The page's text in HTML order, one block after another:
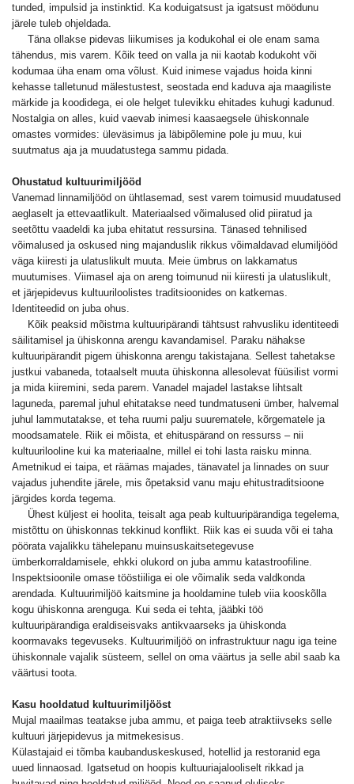
tunded, impulsid ja instinktid. Ka koduigatsust ja igatsust möödunu
järele tuleb ohjeldada.
Täna ollakse pidevas liikumises ja kodukohal ei ole enam sama
tähendus, mis varem. Kõik teed on valla ja nii kaotab kodukoht või
kodumaa üha enam oma võlust. Kuid inimese vajadus hoida kinni
kehasse talletunud mälestustest, seostada end kaduva aja maagiliste
märkide ja koodidega, ei ole helget tulevikku ehitades kuhugi kadunud.
Nostalgia on alles, kuid vaevab inimesi kaasaegsele ühiskonnale
omastes vormides: üleväsimus ja läbipõlemine pole ju muu, kui
suutmatus aja ja muudatustega sammu pidada.
Ohustatud kultuurimiljööd
Vanemad linnamiljööd on ühtlasemad, sest varem toimusid muudatused
aeglaselt ja ettevaatlikult. Materiaalsed võimalused olid piiratud ja
seetõttu vaadeldi ka juba ehitatut ressursina. Tänased tehnilised
võimalused ja oskused ning majanduslik rikkus võimaldavad elumiljööd
väga kiiresti ja ulatuslikult muuta. Meie ümbrus on lakkamatus
muutumises. Viimasel aja on areng toimunud nii kiiresti ja ulatuslikult,
et järjepidevus kultuuriloolistes traditsioonides on katkemas.
Identiteedid on juba ohus.
Kõik peaksid mõistma kultuuripärandi tähtsust rahvusliku identiteedi
säilitamisel ja ühiskonna arengu kavandamisel. Paraku nähakse
kultuuripärandit pigem ühiskonna arengu takistajana. Sellest tahetakse
justkui vabaneda, totaalselt muuta ühiskonna allesolevat füüsilist vormi
ja mida kiiremini, seda parem. Vanadel majadel lastakse lihtsalt
laguneda, paremal juhul ehitatakse need tundmatuseni ümber, halvemal
juhul lammutatakse, et teha ruumi palju suurematele, kõrgematele ja
moodsamatele. Riik ei mõista, et ehituspärand on ressurss – nii
kultuurilooline kui ka materiaalne, millel ei tohi lasta raisku minna.
Ametnikud ei taipa, et räämas majades, tänavatel ja linnades on suur
vajadus juhendite järele, mis õpetaksid vanu maju ehitustraditsioone
järgides korda tegema.
Ühest küljest ei hoolita, teisalt aga peab kultuuripärandiga tegelema,
mistõttu on ühiskonnas tekkinud konflikt. Riik kas ei suuda või ei taha
pöörata vajalikku tähelepanu muinsuskaitsetegevuse
ümberkorraldamisele, ehkki olukord on juba ammu katastroofiline.
Inspektsioonile omase tööstiiliga ei ole võimalik seda valdkonda
arendada. Kultuurimiljöö kaitsmine ja hooldamine tuleb viia kooskõlla
kogu ühiskonna arenguga. Kui seda ei tehta, jääbki töö
kultuuripärandiga eraldiseisvaks antikvaarseks ja ühiskonda
koormavaks tegevuseks. Kultuurimiljöö on infrastruktuur nagu iga teine
ühiskonnale vajalik süsteem, sellel on oma väärtus ja selle abil saab ka
väärtusi toota.
Kasu hooldatud kultuurimiljööst
Mujal maailmas teatakse juba ammu, et paiga teeb atraktiivseks selle
kultuuri järjepidevus ja mitmekesisus.
Külastajaid ei tõmba kaubanduskeskused, hotellid ja restoranid ega
uued linnaosad. Igatsetud on hoopis kultuuriajalooliselt rikkad ja